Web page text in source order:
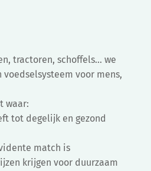
tractoren, schoffels… we
voor mens,
waar:
tot degelijk en gezond
match is
krijgen voor duurzaam